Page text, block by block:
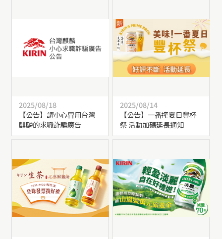
2025/08/18
【公告】請小心冒用台灣
麒麟的求職詐騙廣告
2025/08/14
【公告】一番搾夏日豐杯
祭 活動加碼延長通知